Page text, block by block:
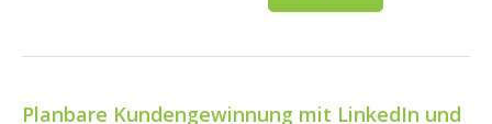
Planbare Kundengewinnung mit LinkedIn und